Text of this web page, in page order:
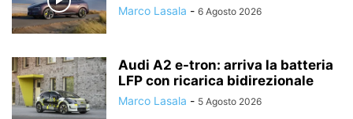
Marco Lasala - 6 Agosto 2026
Audi A2 e-tron: arriva la batteria
LFP con ricarica bidirezionale
Marco Lasala - 5 Agosto 2026